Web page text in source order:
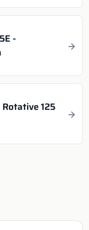
-
Rotative 125